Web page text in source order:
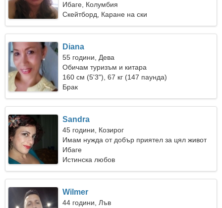
Ибаге, Колумбия
Скейтборд, Каране на ски
Diana
55 години, Дева
Обичам туризъм и китара
160 см (5'3"), 67 кг (147 паунда)
Брак
Sandra
45 години, Козирог
Имам нужда от добър приятел за цял живот
Ибаге
Истинска любов
Wilmer
44 години, Лъв